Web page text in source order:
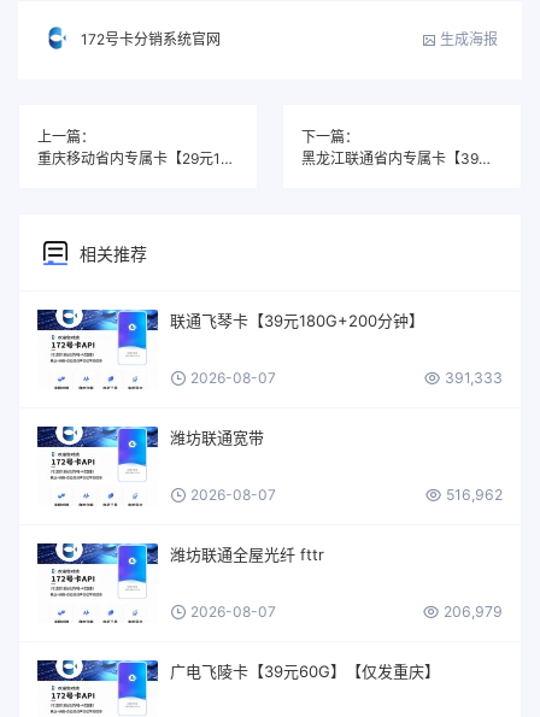
172号卡分销系统官网 生成海报
上一篇：
重庆移动省内专属卡【29元135G】
下一篇：
黑龙江联通省内专属卡【39元215G+100分钟】
相关推荐
联通飞琴卡【39元180G+200分钟】
2026-08-07 391,333
潍坊联通宽带
2026-08-07 516,962
潍坊联通全屋光纤 fttr
2026-08-07 206,979
广电飞陵卡【39元60G】【仅发重庆】